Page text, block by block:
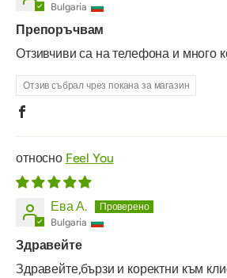
Bulgaria
Препоръчвам
Отзивчиви са на телефона и много
Отзив събрал чрез покана за магазин
Feel You
Ева А.
Bulgaria
Здравейте
Здравейте,бързи и коректни към